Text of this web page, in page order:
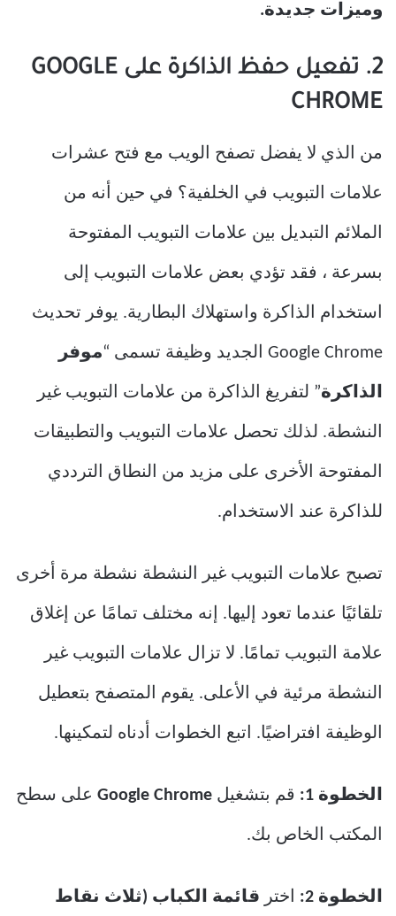
وميزات جديدة.
2. تفعيل حفظ الذاكرة على GOOGLE
CHROME
من الذي لا يفضل تصفح الويب مع فتح عشرات
علامات التبويب في الخلفية؟ في حين أنه من
الملائم التبديل بين علامات التبويب المفتوحة
بسرعة ، فقد تؤدي بعض علامات التبويب إلى
استخدام الذاكرة واستهلاك البطارية. يوفر تحديث
Google Chrome الجديد وظيفة تسمى “ موفر
الذاكرة” لتفريغ الذاكرة من علامات التبويب غير
النشطة. لذلك تحصل علامات التبويب والتطبيقات
المفتوحة الأخرى على مزيد من النطاق الترددي
للذاكرة عند الاستخدام.
تصبح علامات التبويب غير النشطة نشطة مرة أخرى
تلقائيًا عندما تعود إليها. إنه مختلف تمامًا عن إغلاق
علامة التبويب تمامًا. لا تزال علامات التبويب غير
النشطة مرئية في الأعلى. يقوم المتصفح بتعطيل
الوظيفة افتراضيًا. اتبع الخطوات أدناه لتمكينها.
الخطوة 1: قم بتشغيل Google Chrome على سطح
المكتب الخاص بك.
الخطوة 2: اختر قائمة الكباب (ثلاث نقاط